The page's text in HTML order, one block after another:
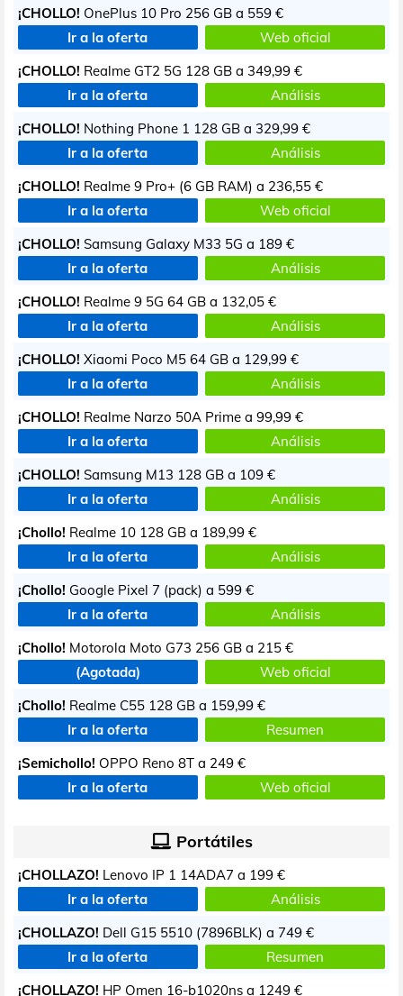
¡CHOLLO! OnePlus 10 Pro 256 GB a 559 €
Ir a la oferta
Web oficial
¡CHOLLO! Realme GT2 5G 128 GB a 349,99 €
Ir a la oferta
Análisis
¡CHOLLO! Nothing Phone 1 128 GB a 329,99 €
Ir a la oferta
Análisis
¡CHOLLO! Realme 9 Pro+ (6 GB RAM) a 236,55 €
Ir a la oferta
Web oficial
¡CHOLLO! Samsung Galaxy M33 5G a 189 €
Ir a la oferta
Análisis
¡CHOLLO! Realme 9 5G 64 GB a 132,05 €
Ir a la oferta
Análisis
¡CHOLLO! Xiaomi Poco M5 64 GB a 129,99 €
Ir a la oferta
Análisis
¡CHOLLO! Realme Narzo 50A Prime a 99,99 €
Ir a la oferta
Análisis
¡CHOLLO! Samsung M13 128 GB a 109 €
Ir a la oferta
Análisis
¡Chollo! Realme 10 128 GB a 189,99 €
Ir a la oferta
Análisis
¡Chollo! Google Pixel 7 (pack) a 599 €
Ir a la oferta
Análisis
¡Chollo! Motorola Moto G73 256 GB a 215 €
(Agotada)
Web oficial
¡Chollo! Realme C55 128 GB a 159,99 €
Ir a la oferta
Resumen
¡Semichollo! OPPO Reno 8T a 249 €
Ir a la oferta
Web oficial
Portátiles
¡CHOLLAZO! Lenovo IP 1 14ADA7 a 199 €
Ir a la oferta
Análisis
¡CHOLLAZO! Dell G15 5510 (7896BLK) a 749 €
Ir a la oferta
Resumen
¡CHOLLAZO! HP Omen 16-b1020ns a 1249 €